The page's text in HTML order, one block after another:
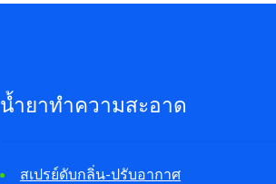
น้ำยาทำความสะอาด
สเปรย์ดับกลิ่น-ปรับอากาศ